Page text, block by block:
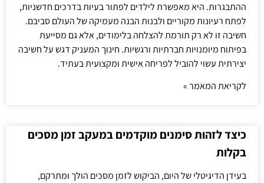
ההתבגרות. היא מאפשרת לילדים לפתור בעיות בדרכים חדשניות,
לפתח רעיונות מקוריים ולבנות הבנה מעמיקה של העולם סביבם.
חשיבה זו לא רק תורמת להצלחה בלימודים, אלא גם מסייעת
בפיתוח מיומנויות חברתיות ורגשיות. חינוך המעניק דגש על חשיבה
יצירתית עשוי להוביל לפריחה אישית ומקצועית בעתיד.
לקריאת המאמר »
כיצד לזהות סימנים מוקדמים במעקב זמן מסכים
בקלות
בעידן הדיגיטלי של היום, הביקוש לזמן מסכים הולך ומתרקם,